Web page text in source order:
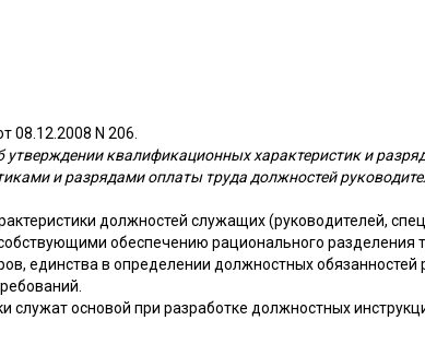
08.12.2008 N 206.
квалификационных характеристик и
и разрядами оплаты труда должностей
должностей служащих (руководителей,
обеспечению рационального разделения
единства в определении должностных обязанностей
основой при разработке должностных